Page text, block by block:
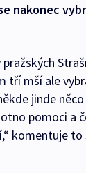
nakonec
tří mší ale
jinde
pomoci a
komentuje